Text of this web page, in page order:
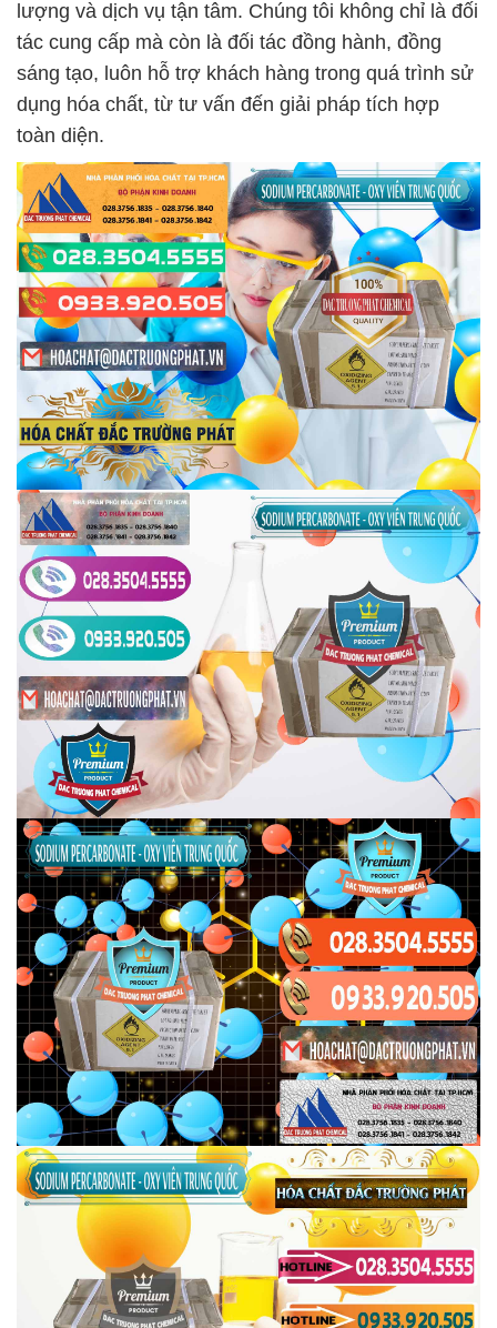
lượng và dịch vụ tận tâm. Chúng tôi không chỉ là đối
tác cung cấp mà còn là đối tác đồng hành, đồng
sáng tạo, luôn hỗ trợ khách hàng trong quá trình sử
dụng hóa chất, từ tư vấn đến giải pháp tích hợp
toàn diện.